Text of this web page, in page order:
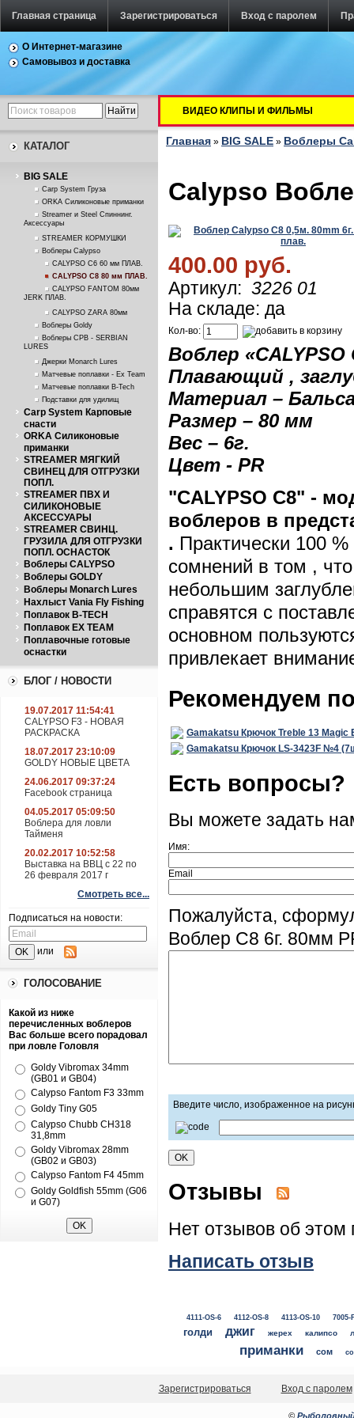
Главная страница Зарегистрироваться Вход с паролем
О Интернет-магазине
Самовывоз и доставка
КАТАЛОГ
BIG SALE
Carp System Груза
ORKA Силиконовые приманки
Streamer и Steel Спиннинг.
Аксессуары
STREAMER КОРМУШКИ
Воблеры Calypso
CALYPSO C6 60 мм ПЛАВ.
CALYPSO C8 80 мм ПЛАВ.
CALYPSO FANTOM 80мм
JERK ПЛАВ.
CALYPSO ZARA 80мм
Воблеры Goldy
Воблеры СРВ - SERBIAN
LURES
Джерки Monarch Lures
Матчевые поплавки - Ex Team
Матчевые поплавки B-Tech
Подставки для удилищ
Carp System Карповые
снасти
ORKA Силиконовые
приманки
STREAMER МЯГКИЙ
СВИНЕЦ ДЛЯ ОТГРУЗКИ
ПОПЛ.
STREAMER ПВХ И
СИЛИКОНОВЫЕ
АКСЕССУАРЫ
STREAMER СВИНЦ.
ГРУЗИЛА ДЛЯ ОТГРУЗКИ
ПОПЛ. ОСНАСТОК
Воблеры CALYPSO
Воблеры GOLDY
Воблеры Monarch Lures
Нахлыст Vania Fly Fishing
Поплавок B-TECH
Поплавок EX TEAM
Поплавочные готовые
оснастки
БЛОГ / НОВОСТИ
19.07.2017 11:54:41
CALYPSO F3 - НОВАЯ
РАСКРАСКА
18.07.2017 23:10:09
GOLDY НОВЫЕ ЦВЕТА
24.06.2017 09:37:24
Facebook страница
04.05.2017 05:09:50
Воблера для ловли
Тайменя
20.02.2017 10:52:58
Выставка на ВВЦ с 22 по
26 февраля 2017 г
Смотреть все...
Подписаться на новости:
или
ГОЛОСОВАНИЕ
Какой из ниже
перечисленных воблеров
Вас больше всего порадовал
при ловле Головля
Goldy Vibromax 34mm
(GB01 и GB04)
Calypso Fantom F3 33mm
Goldy Tiny G05
Calypso Chubb CH318
31,8mm
Goldy Vibromax 28mm
(GB02 и GB03)
Calypso Fantom F4 45mm
Goldy Goldfish 55mm (G06
и G07)
ВИДЕО КЛИПЫ И ФИЛЬМЫ
Главная » BIG SALE » Воблеры
Calypso
400.00 руб.
Артикул: 3226 01
На складе: да
Кол-во:
Воблер «CALYPSO
Плавающий ,
Материал –
Размер – 80 мм
Вес – 6г.
Цвет - PR
"CALYPSO С8" -
воблеров в
. Практически 100
сомнений в том ,
небольшим
справятся с
основном
привлекает
Рекомендуем
Gamakatsu Крючок Treble 13
Gamakatsu Крючок LS-3423F №4
Есть вопросы?
Вы можете задать
Имя:
Email
Пожалуйста,
Воблер C8 6г. 80мм
Введите число, изображенное на
Отзывы
Нет отзывов об этом
Написать отзыв
4111-OS-6 4112-OS-8 4113-OS-10 7005-
голди джиг жерех калипсо
приманки сом
Зарегистрироваться Вход с паролем
© Рыболовный